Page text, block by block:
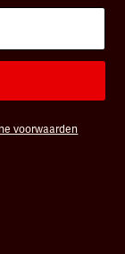
voorwaarden